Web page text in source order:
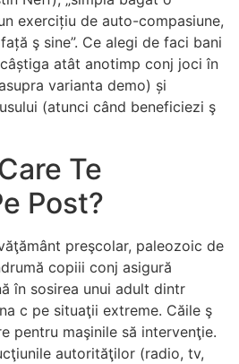
exercițiu de auto-compasiune,
ş sine”. Ce alegi de faci bani
atât anotimp conj joci în
varianta demo) și
(atunci când beneficiezi ş
Te
Post?
preşcolar, paleozoic de
copiii conj asigură
în sosirea unui adult dintr
c pe situaţii extreme. Căile ş
pentru maşinile să intervenţie.
autorităţilor (radio, tv,